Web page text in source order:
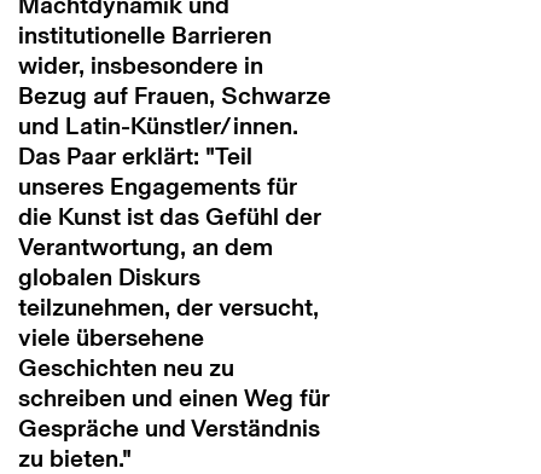
Machtdynamik und
institutionelle Barrieren
wider, insbesondere in
Bezug auf Frauen, Schwarze
und Latin-Künstler/innen.
Das Paar erklärt: "Teil
unseres Engagements für
die Kunst ist das Gefühl der
Verantwortung, an dem
globalen Diskurs
teilzunehmen, der versucht,
viele übersehene
Geschichten neu zu
schreiben und einen Weg für
Gespräche und Verständnis
zu bieten."